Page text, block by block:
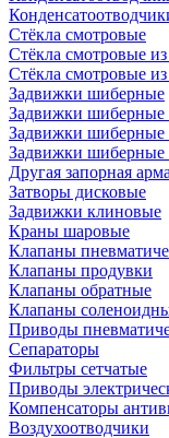
Стёкла смотровые
Стёкла смотровые
Стёкла смотровые
Задвижки шиберные
Задвижки шиберные
Задвижки шиберные
Задвижки шиберные
Другая запорная
Затворы дисковые
Задвижки клиновые
Краны шаровые
Клапаны
Клапаны продувки
Клапаны обратные
Клапаны
Приводы
Сепараторы
Фильтры сетчатые
Приводы
Компенсаторы
Воздухоотводчики